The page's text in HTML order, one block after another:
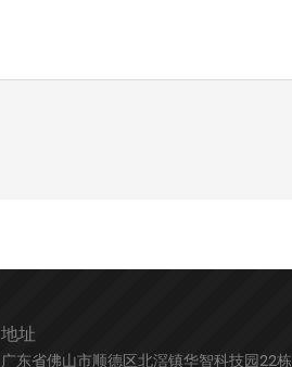
地址
广东省佛山市顺德区北滘镇华智科技园22栋